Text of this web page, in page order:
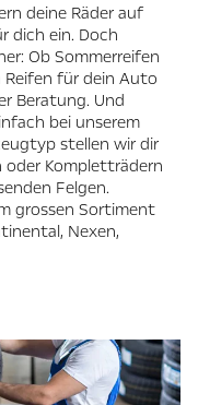
deine Räder auf
dich ein. Doch
Ob Sommerreifen
für dein Auto
Beratung. Und
bei unserem
stellen wir dir
oder Kompletträdern
Felgen.
grossen Sortiment
Nexen,